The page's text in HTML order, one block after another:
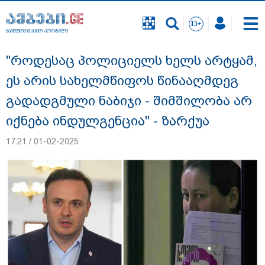
საინფორმაციო პორტალი
გიგა ავალიანის საქმეზე ნია იმნაძეს და
ანასტასია ბერუაშვილს ბრალდება
წარუდგინეს
საინფორმაციო პორტალი
"როდესაც პოლიციელს ხელს არტყამ,
ეს არის სახელმწიფოს წინააღმდეგ
გადადგმული ნაბიჯი - შიმშილობა არ
იქნება ინდულგენცია" - ზარქუა
17:21 / 01-02-2025